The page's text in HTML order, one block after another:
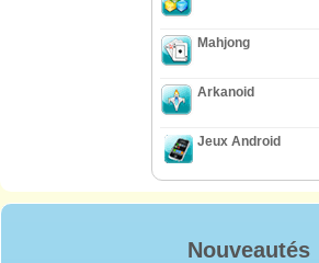
Mahjong
Arkanoid
Jeux Android
Nouveautés